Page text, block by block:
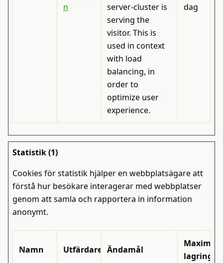
n
server-cluster is
serving the
visitor. This is
used in context
with load
balancing, in
order to
optimize user
experience.
dag
Statistik (1)
Cookies för statistik hjälper en webbplatsägare att
förstå hur besökare interagerar med webbplatser
genom att samla och rapportera in information
anonymt.
Namn Utfärdare Ändamål
Maximal